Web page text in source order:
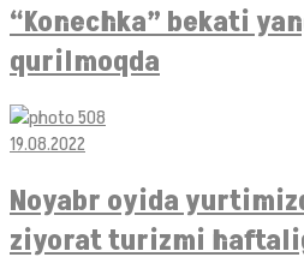
“Konechka” bekati
qurilmoqda
19.08.2022
Noyabr oyida
ziyorat turizmi